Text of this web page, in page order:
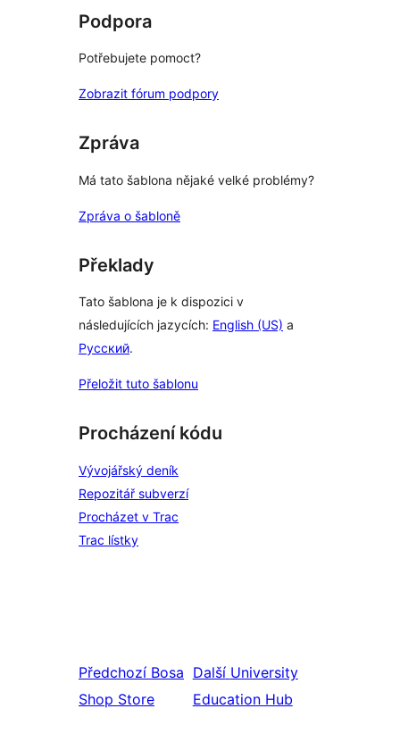
Podpora
Potřebujete pomoct?
Zobrazit fórum podpory
Zpráva
Má tato šablona nějaké velké problémy?
Zpráva o šabloně
Překlady
Tato šablona je k dispozici v
následujících jazycích: English (US) a
Русский.
Přeložit tuto šablonu
Procházení kódu
Vývojářský deník
Repozitář subverzí
Procházet v Trac
Trac lístky
Předchozí Bosa
Shop Store
Další University
Education Hub